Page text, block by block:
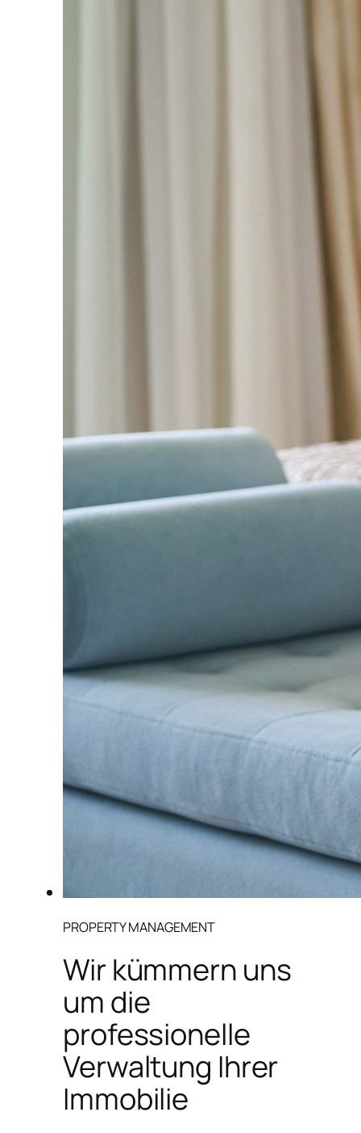
PROPERTY MANAGEMENT
Wir kümmern uns
um die
professionelle
Verwaltung Ihrer
Immobilie